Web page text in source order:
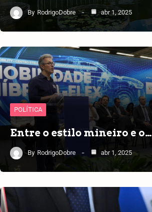
By RodrigoDobre abr 1, 2025
POLÍTICA
Entre o estilo mineiro e o…
By RodrigoDobre abr 1, 2025